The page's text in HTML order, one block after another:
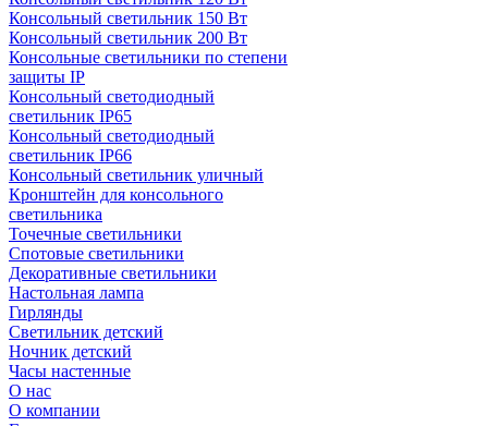
Консольный светильник 150 Вт
Консольный светильник 200 Вт
Консольные светильники по степени
защиты IP
Консольный светодиодный
светильник IP65
Консольный светодиодный
светильник IP66
Консольный светильник уличный
Кронштейн для консольного
светильника
Точечные светильники
Спотовые светильники
Декоративные светильники
Настольная лампа
Гирлянды
Светильник детский
Ночник детский
Часы настенные
О нас
О компании